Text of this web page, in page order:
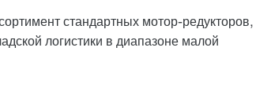
стандартных мотор-редукторов,
логистики в диапазоне малой